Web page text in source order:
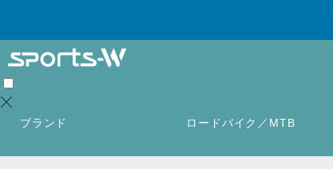
ブランド ロードバイク／MTB